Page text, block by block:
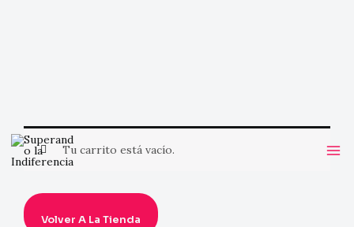
contenido
Tu carrito está vacío.
Volver A La Tienda